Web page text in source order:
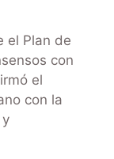
el Plan de
con
el
con la